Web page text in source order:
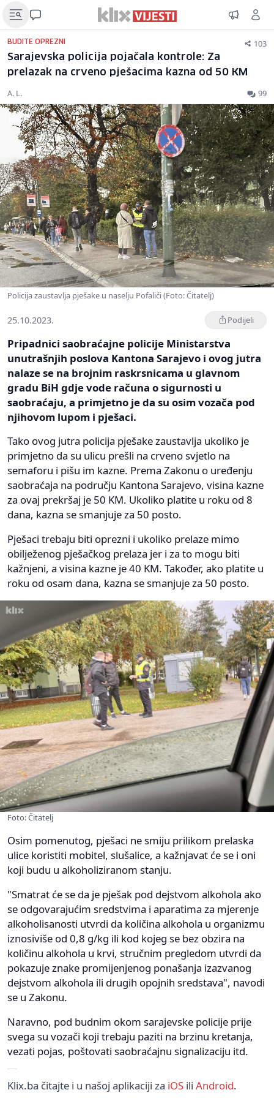
BUDITE OPREZNI 103
Sarajevska policija pojačala kontrole: Za
prelazak na crveno pješacima kazna od 50 KM
A. L. 99
Policija zaustavlja pješake u naselju Pofalići (Foto: Čitatelj)
25.10.2023. Podijeli
Pripadnici saobraćajne policije Ministarstva
unutrašnjih poslova Kantona Sarajevo i ovog jutra
nalaze se na brojnim raskrsnicama u glavnom
gradu BiH gdje vode računa o sigurnosti u
saobraćaju, a primjetno je da su osim vozača pod
njihovom lupom i pješaci.
Tako ovog jutra policija pješake zaustavlja ukoliko je
primjetno da su ulicu prešli na crveno svjetlo na
semaforu i pišu im kazne. Prema Zakonu o uređenju
saobraćaja na području Kantona Sarajevo, visina kazne
za ovaj prekršaj je 50 KM. Ukoliko platite u roku od 8
dana, kazna se smanjuje za 50 posto.
Pješaci trebaju biti oprezni i ukoliko prelaze mimo
obilježenog pješačkog prelaza jer i za to mogu biti
kažnjeni, a visina kazne je 40 KM. Također, ako platite u
roku od osam dana, kazna se smanjuje za 50 posto.
Foto: Čitatelj
Osim pomenutog, pješaci ne smiju prilikom prelaska
ulice koristiti mobitel, slušalice, a kažnjavat će se i oni
koji budu u alkoholiziranom stanju.
"Smatrat će se da je pješak pod dejstvom alkohola ako
se odgovarajućim sredstvima i aparatima za mjerenje
alkoholisanosti utvrdi da količina alkohola u organizmu
iznosiviše od 0,8 g/kg ili kod kojeg se bez obzira na
količinu alkohola u krvi, stručnim pregledom utvrdi da
pokazuje znake promijenjenog ponašanja izazvanog
dejstvom alkohola ili drugih opojnih sredstava", navodi
se u Zakonu.
Naravno, pod budnim okom sarajevske policije prije
svega su vozači koji trebaju paziti na brzinu kretanja,
vezati pojas, poštovati saobraćajnu signalizaciju itd.
Klix.ba čitajte i u našoj aplikaciji za iOS ili Android.